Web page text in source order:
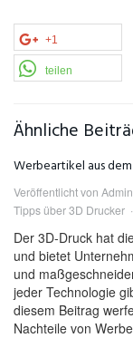
+1
teilen
Ähnliche
Werbeartikel aus
Veröffentlicht von Admin
Tipps über 3D Drucker
Der 3D-Druck hat
und bietet
und
jeder Technologie
diesem Beitrag
Nachteile von